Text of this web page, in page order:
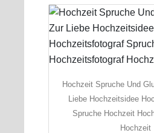
Hochzeit Spruche Und
Liebe Hochzeitsidee
Spruche Hochzeit
Hochzeit